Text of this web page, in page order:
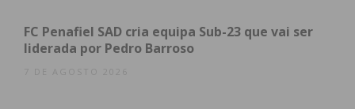
Imediato
FC Penafiel SAD cria equipa Sub-23 que vai ser
liderada por Pedro Barroso
7 DE AGOSTO 2026